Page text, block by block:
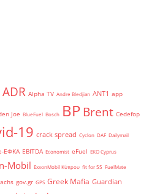
ADR Alpha TV Andre Bledjian ANT1 app
Joe BlueFuel Bosch BPBrent Cedefop
19 crack spread Cyclon DAF Dailymail
ΕΦΚΑ EBITDA Economist eFuel EKO Cyprus
Mobil ExxonMobil Κύπρου fit for 55 FuelMate
gov.gr GPS Greek Mafia Guardian